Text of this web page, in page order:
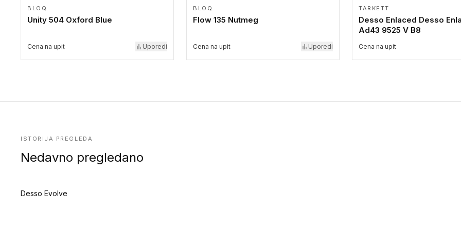
BLOQ
Unity 504 Oxford Blue
Cena na upit Uporedi
BLOQ
Flow 135 Nutmeg
Cena na upit Uporedi
TARKETT
Desso Enlaced Desso
Ad43 9525 V B8
Cena na upit
ISTORIJA PREGLEDA
Nedavno pregledano
Desso Evolve